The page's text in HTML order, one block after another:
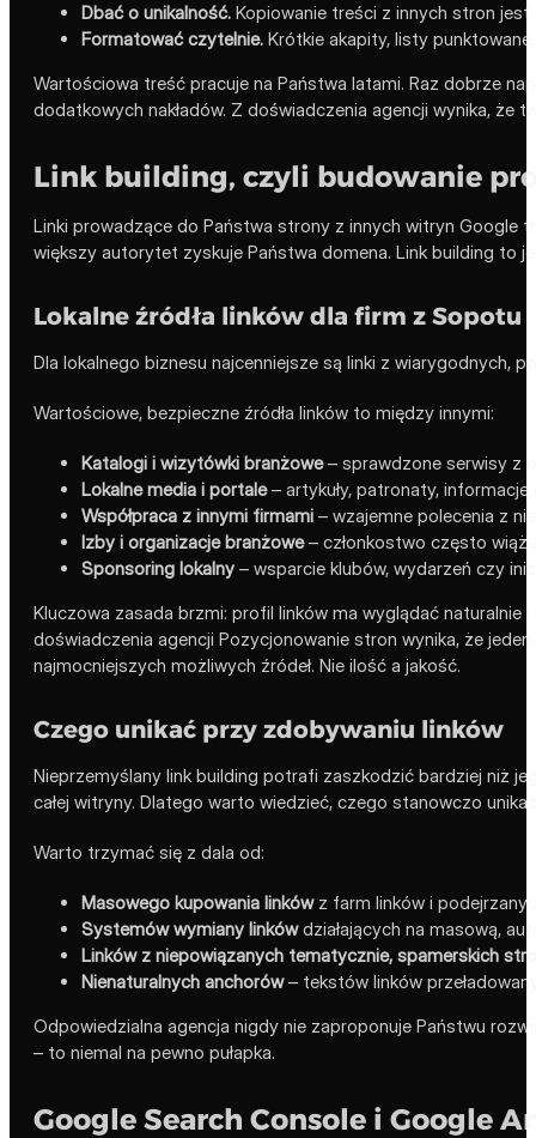
Dbać o unikalność. Kopiowanie treści z innych stron
Formatować czytelnie. Krótkie akapity, listy
Wartościowa treść pracuje na Państwa latami. Raz dobrze
dodatkowych nakładów. Z doświadczenia agencji wynika,
Link building, czyli budowanie
Linki prowadzące do Państwa strony z innych witryn Google
większy autorytet zyskuje Państwa domena. Link building to
Lokalne źródła linków dla firm z Sopotu
Dla lokalnego biznesu najcenniejsze są linki z wiarygodnych,
Wartościowe, bezpieczne źródła linków to między innymi:
Katalogi i wizytówki branżowe– sprawdzone serwisy z
Lokalne media i portale– artykuły, patronaty,
Współpraca z innymi firmami – wzajemne polecenia z
Izby i organizacje branżowe– członkostwo często
Sponsoring lokalny – wsparcie klubów, wydarzeń czy
Kluczowa zasada brzmi: profil linków ma wyglądać
doświadczenia agencji Pozycjonowanie stron wynika, że
najmocniejszych możliwych źródeł. Nie ilość a jakość.
Czego unikać przy zdobywaniu linków
Nieprzemyślany link building potrafi zaszkodzić bardziej niż
całej witryny. Dlatego warto wiedzieć, czego stanowczo
Warto trzymać się z dala od:
Masowego kupowania linkówz farm linków i
Systemów wymiany linkówdziałających na masową,
Linków z niepowiązanych tematycznie, spamerskich
Nienaturalnych anchorów– tekstów linków
Odpowiedzialna agencja nigdy nie zaproponuje Państwu
– to niemal na pewno pułapka.
Google Search Console i Google